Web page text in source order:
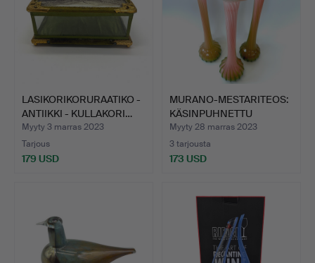
LASIKORIKORURAATIKO -
ANTIIKKI - KULLAKORI…
Myyty 3 marras 2023
Tarjous
179 USD
MURANO-MESTARITEOS:
KÄSINPUHNETTU
MALJAKKO…
Myyty 28 marras 2023
3 tarjousta
173 USD